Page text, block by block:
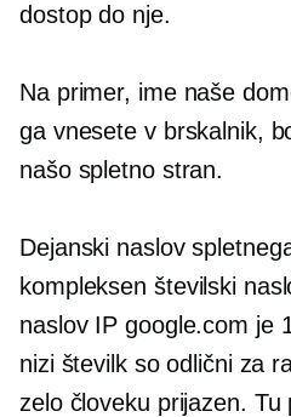
dostop do nje.
Na primer, ime naše
ga vnesete v brskalnik,
našo spletno stran.
Dejanski naslov
kompleksen številski
naslov IP google.com je
nizi številk so odlični za
zelo človeku prijazen. Tu